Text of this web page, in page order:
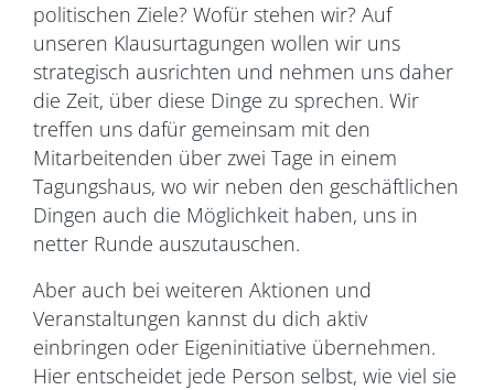
politischen Ziele? Wofür stehen wir? Auf
unseren Klausurtagungen wollen wir uns
strategisch ausrichten und nehmen uns daher
die Zeit, über diese Dinge zu sprechen. Wir
treffen uns dafür gemeinsam mit den
Mitarbeitenden über zwei Tage in einem
Tagungshaus, wo wir neben den geschäftlichen
Dingen auch die Möglichkeit haben, uns in
netter Runde auszutauschen.
Aber auch bei weiteren Aktionen und
Veranstaltungen kannst du dich aktiv
einbringen oder Eigeninitiative übernehmen.
Hier entscheidet jede Person selbst, wie viel sie